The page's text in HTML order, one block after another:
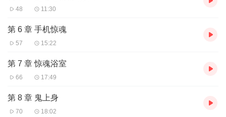
48 11:30
第 6 章 手机惊魂
57 15:22
第 7 章 惊魂浴室
66 17:49
第 8 章 鬼上身
70 18:02